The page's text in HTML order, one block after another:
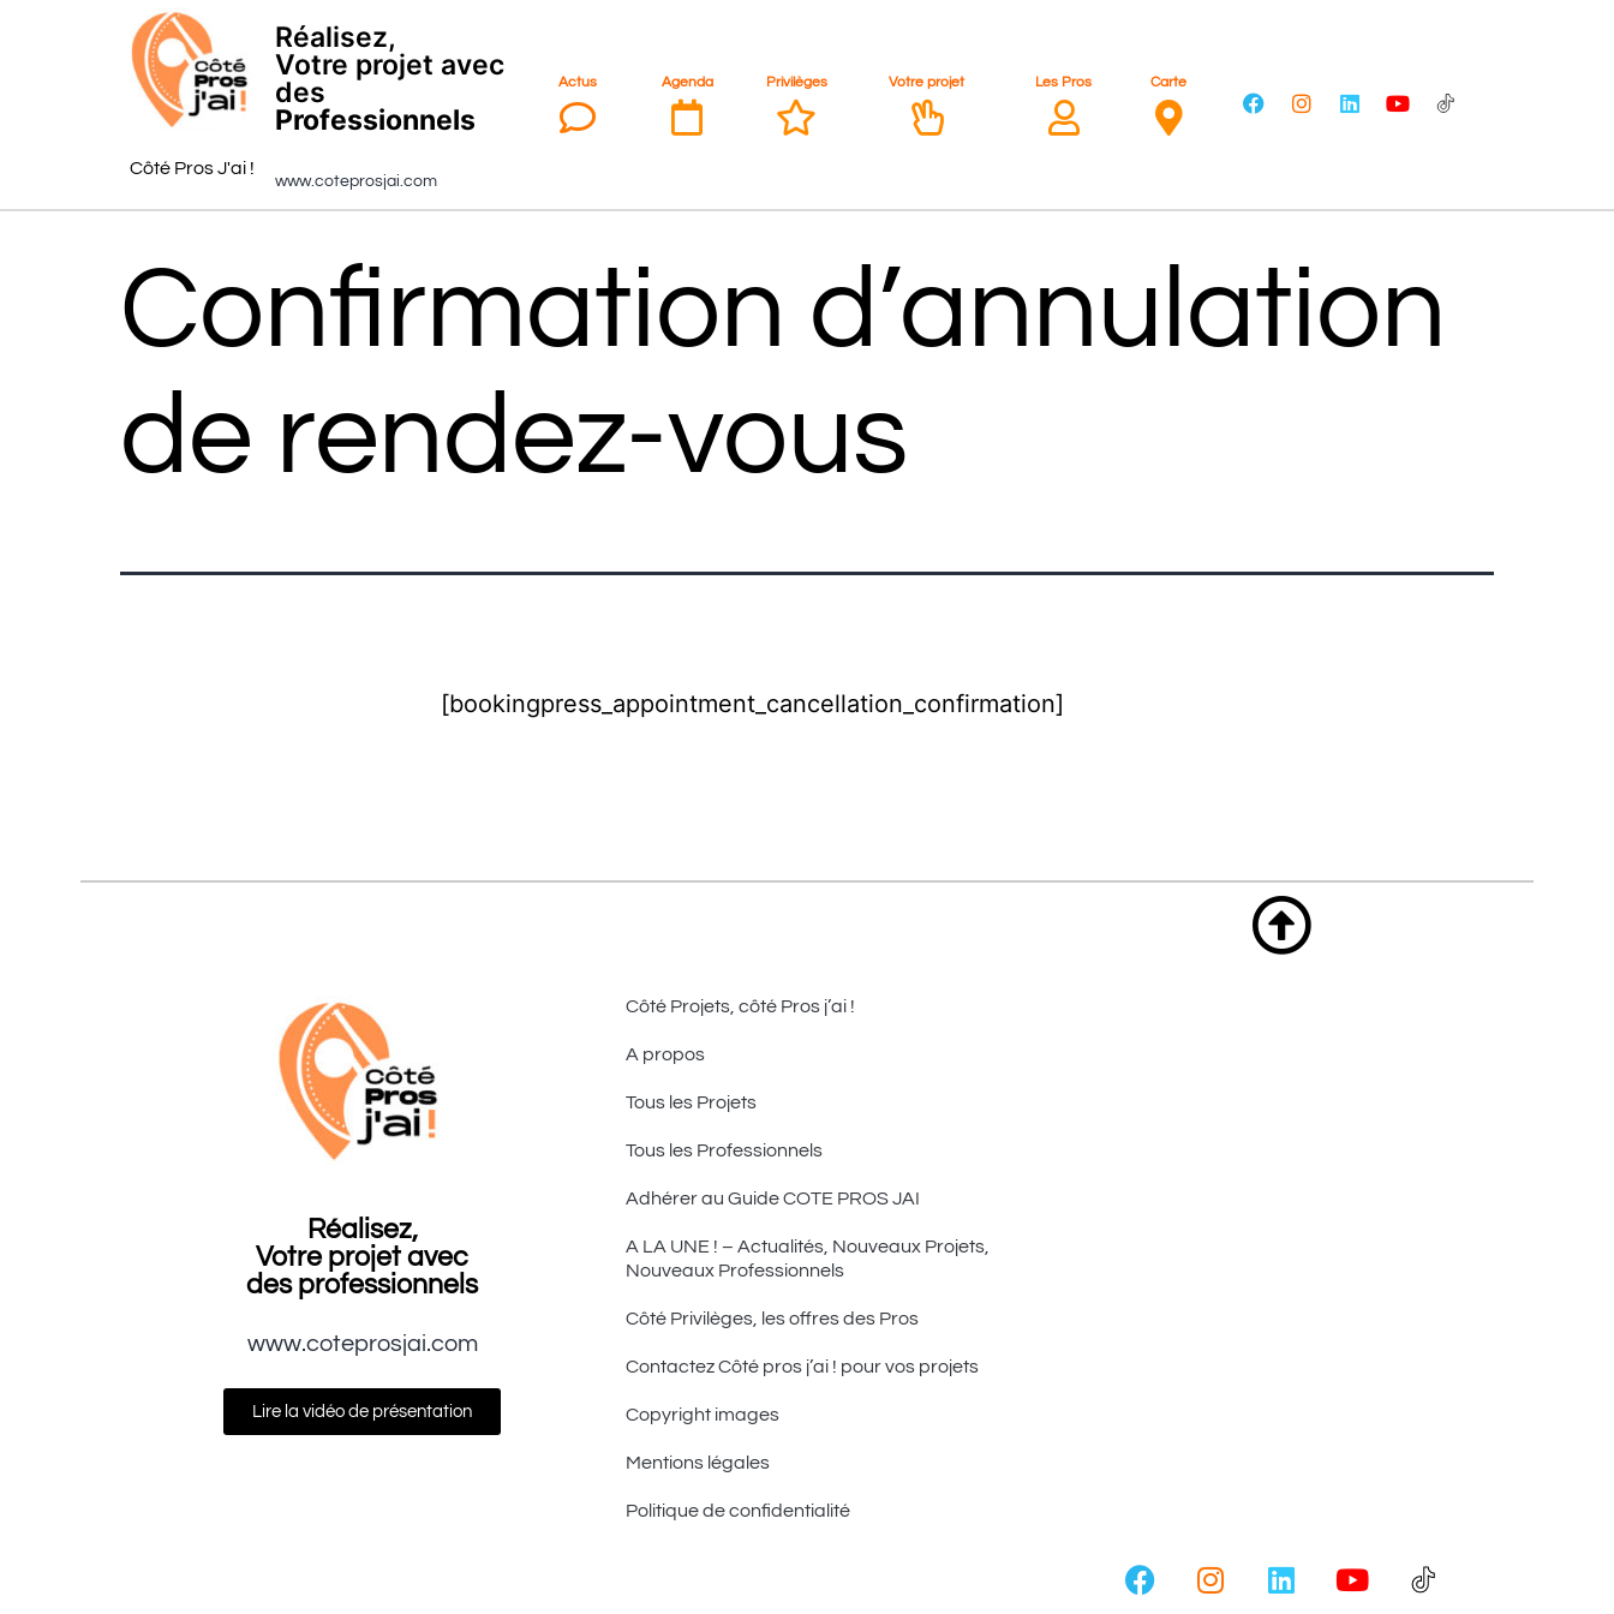
Côté Pros J'ai !
Réalisez,
Votre projet avec
des
Professionnels
www.coteprosjai.com
Actus Agenda Privilèges Votre projet Les Pros Carte
Confirmation d’annulation
de rendez-vous
[bookingpress_appointment_cancellation_confirmation]
Réalisez,
Votre projet avec
des professionnels
www.coteprosjai.com
Lire la vidéo de présentation
Côté Projets, côté Pros j’ai !
A propos
Tous les Projets
Tous les Professionnels
Adhérer au Guide COTE PROS JAI
A LA UNE ! – Actualités, Nouveaux Projets,
Nouveaux Professionnels
Côté Privilèges, les offres des Pros
Contactez Côté pros j’ai ! pour vos projets
Copyright images
Mentions légales
Politique de confidentialité